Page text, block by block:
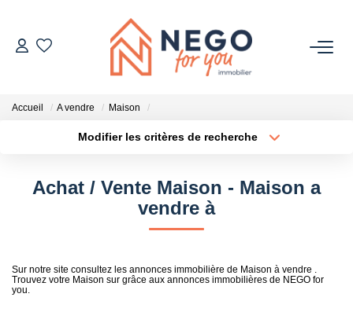
ACHETER
À PROPOS
Accueil A vendre Maison
Modifier les critères de recherche
Type de bien
Surface min
Créer une alerte
Achat / Vente Maison - Maison a
vendre à
Sur notre site consultez les annonces immobilière de Maison à vendre .
Trouvez votre Maison sur grâce aux annonces immobilières de NEGO for
you.